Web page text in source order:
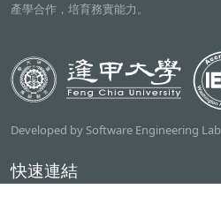
產學合作，培育務實能力。
Developed by Software Engineering Lab
快速連結